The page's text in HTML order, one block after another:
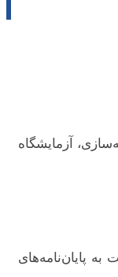
آزمایشگاه
پایان‌نامه‌های